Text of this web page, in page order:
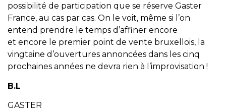
possibilité de participation que se réserve Gaster
France, au cas par cas. On le voit, même si l’on
entend prendre le temps d’affiner encore
et encore le premier point de vente bruxellois, la
vingtaine d’ouvertures annoncées dans les cinq
prochaines années ne devra rien à l’improvisation !
B.L
GASTER